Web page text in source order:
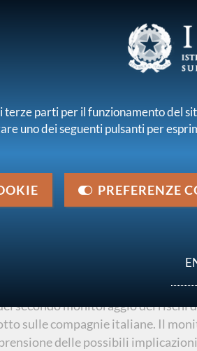
secondo monitoraggio dei rischi
sulle compagnie italiane. Il
delle possibili
terze parti per il funzionamento del
uno dei seguenti pulsanti per
PREFERENZE